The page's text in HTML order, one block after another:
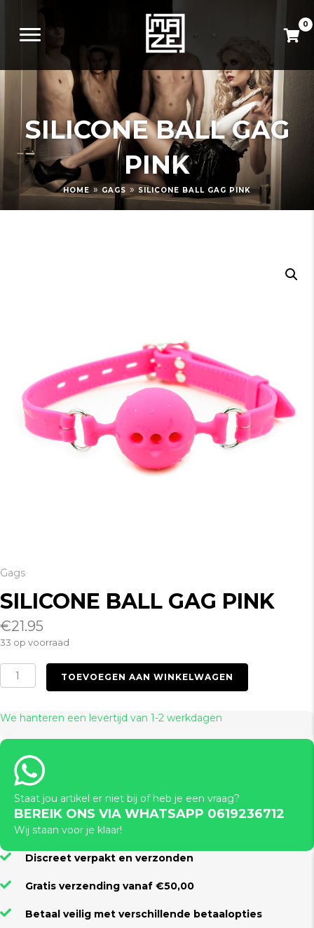
0
SILICONE BALL GAG
PINK
HOME » GAGS » SILICONE BALL GAG PINK
Gags
SILICONE BALL GAG PINK
€21.95
33 op voorraad
Silicone
Ball
Pink
aantal
TOEVOEGEN AAN WINKELWAGEN
We hanteren een levertijd van 1-2 werkdagen
Staat jou artikel er niet bij of heb je een vraag?
BEREIK ONS VIA WHATSAPP 0619236712
Wij staan voor je klaar!
Discreet verpakt en verzonden
Gratis verzending vanaf €50,00
Betaal veilig met verschillende betaalopties